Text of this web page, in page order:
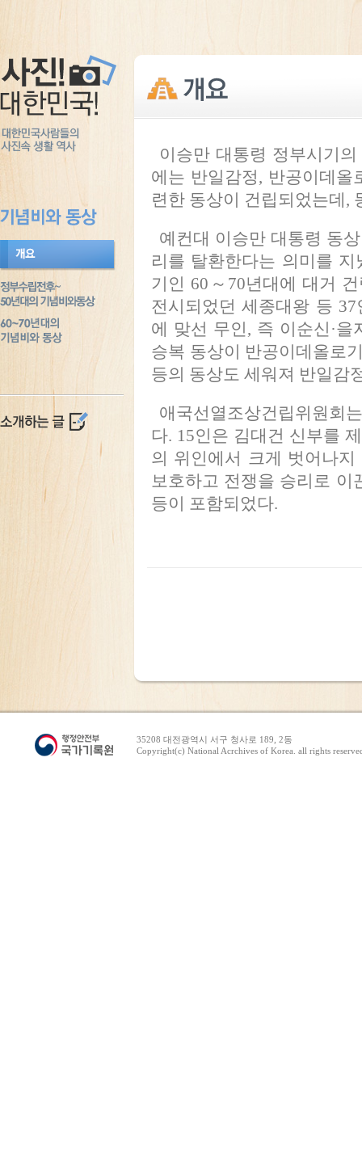
이승만 대통령 정부시기
에는 반일감정, 반공이데
련한 동상이 건립되었는데,
예컨대 이승만 대통령 동
리를 탈환한다는 의미를
기인 60～70년대에 대거
전시되었던 세종대왕 등
에 맞선 무인, 즉 이순신·
승복 동상이 반공이데올로
등의 동상도 세워져 반일감
애국선열조상건립위원회
다. 15인은 김대건 신부를
의 위인에서 크게 벗어나
보호하고 전쟁을 승리로 이
등이 포함되었다.
35208 대전광역시 서구 청사로 189, 2동
Copyright(c) National Acrchives of Korea. all rights